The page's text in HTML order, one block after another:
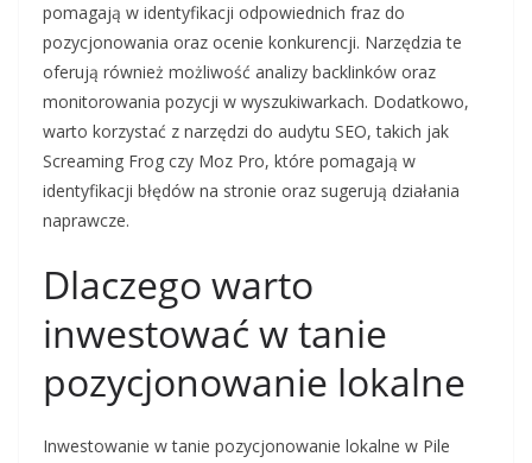
pomagają w identyfikacji odpowiednich fraz do
pozycjonowania oraz ocenie konkurencji. Narzędzia te
oferują również możliwość analizy backlinków oraz
monitorowania pozycji w wyszukiwarkach. Dodatkowo,
warto korzystać z narzędzi do audytu SEO, takich jak
Screaming Frog czy Moz Pro, które pomagają w
identyfikacji błędów na stronie oraz sugerują działania
naprawcze.
Dlaczego warto
inwestować w tanie
pozycjonowanie lokalne
Inwestowanie w tanie pozycjonowanie lokalne w Pile